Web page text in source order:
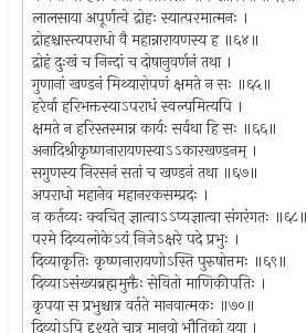
लालसाया अपूर्णत्वे द्रोहः स्यात्परमात्मनः ।
द्रोहश्चास्त्यपराधो वै महान्नारायणस्य ह ॥६४॥
द्रोहं दुःखं च निन्दां च दोषानुवर्णनं तथा ।
गुणानां खण्डनं मिथ्यारोपणं क्षमते न सः ॥६५॥
हरेर्वा हरिभक्तस्याऽपराधं स्वल्पमित्यपि ।
क्षमते न हरिस्तस्मान्न कार्यः सर्वथा हि सः ॥६६॥
अनादिश्रीकृष्णनारायणस्याऽऽकारखण्डनम् ।
सगुणस्य निरसनं सतां च खण्डनं तथा ॥६७॥
अपराधो महानेव महानरकसम्प्रदः ।
न कर्तव्यः क्वचित् ज्ञात्वाऽऽप्यज्ञात्वा संगरंगतः ॥६८॥
परमे दिव्यलोकेऽयं निजेऽक्षरे पदे प्रभुः ।
दिव्याकृतिः कृष्णनारायणोऽस्ति पुरुषोत्तमः ॥६९॥
दिव्याऽसंख्यब्रह्ममुक्तैः सेवितो माणिकीपतिः ।
कृपया स प्रभुश्चात्र वर्तते मानवात्मकः ॥७०॥
दिव्योऽपि दृश्यते चात्र मानवो भौतिको यया ।